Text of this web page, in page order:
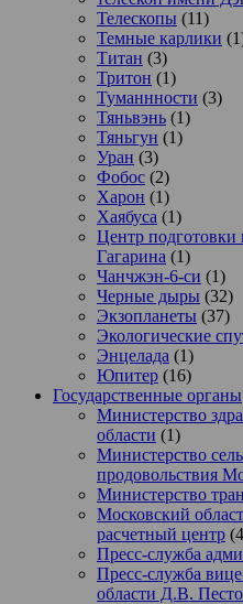
Телескопы (11)
Темные карлики
Титан (3)
Тритон (1)
Туманнности (3)
Тяньвэнь (1)
Тяньгун (1)
Уран (3)
Фобос (2)
Харон (1)
Хаябуса (1)
Центр
Гагарина (1)
Чанчжэн-6-си (1)
Черные дыры (32)
Экзопланеты (37)
Экологические
Энцелада (1)
Юпитер (16)
Государственные органы
Министерство
области (1)
Министерство
продовольствия
Министерство
Московский
расчетный центр
Пресс-служба
Пресс-служба
области Д.В.